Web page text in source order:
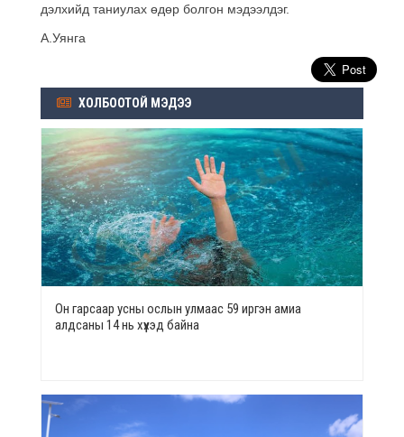
дэлхийд таниулах өдөр болгон мэдээлдэг.
А.Уянга
ХОЛБООТОЙ МЭДЭЭ
Он гарсаар усны ослын улмаас 59 иргэн амиа
алдсаны 14 нь хүүхэд байна